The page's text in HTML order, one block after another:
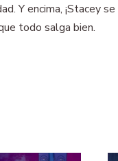
Y encima, ¡Stacey
todo salga bien.